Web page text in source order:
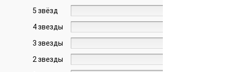
5 звёзд
4 звезды
3 звезды
2 звезды